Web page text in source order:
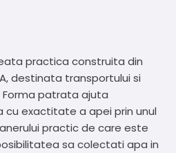
practica construita din
destinata transportului si
patrata ajuta
exactitate a apei prin unul
practic de care este
sa colectati apa in